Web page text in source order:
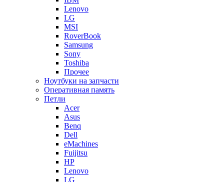
Lenovo
LG
MSI
RoverBook
Samsung
Sony
Toshiba
Прочее
Ноутбуки на запчасти
Оперативная память
Петли
Acer
Asus
Benq
Dell
eMachines
Fuijitsu
HP
Lenovo
LG